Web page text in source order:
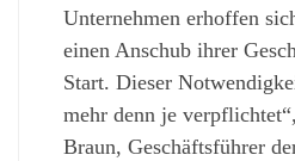
Unternehmen erhoffen
einen Anschub ihrer
Start. Dieser
mehr denn je
Braun, Geschäftsführer